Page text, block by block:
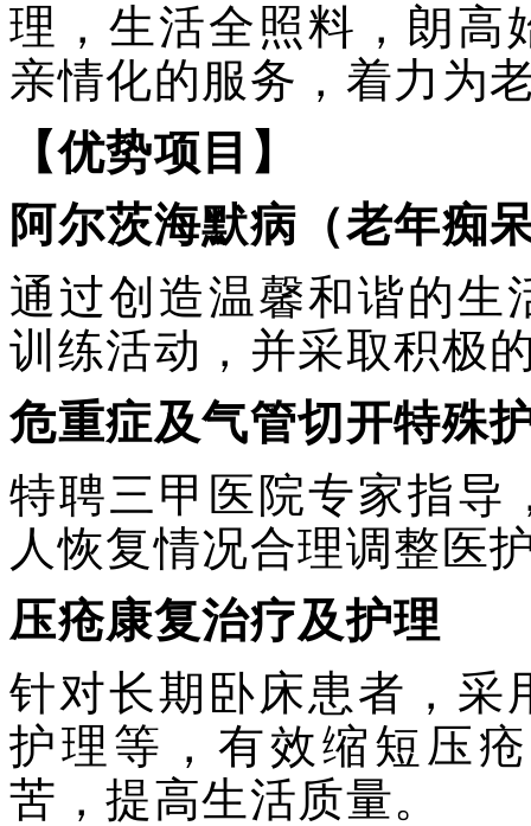
理，生活全照料，朗高
亲情化的服务，着力为
【优势项目】
阿尔茨海默病（老年痴
通过创造温馨和谐的生
训练活动，并采取积极
危重症及气管切开特殊
特聘三甲医院专家指导
人恢复情况合理调整医
压疮康复治疗及护理
针对长期卧床患者，采
护理等，有效缩短压
苦，提高生活质量。